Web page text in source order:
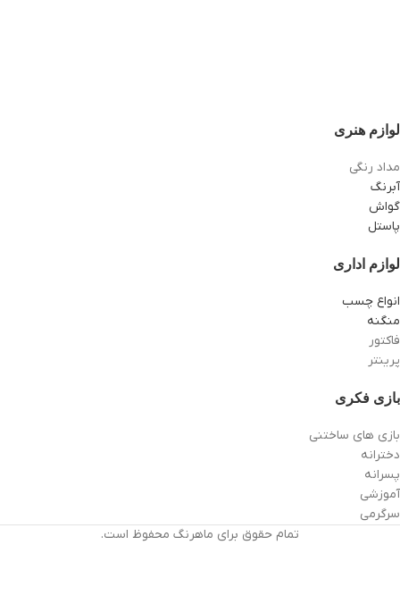
لوازم هنری
مداد رنگی
آبرنگ
گواش
پاستل
لوازم اداری
انواع چسب
منگنه
فاکتور
پرینتر
بازی فکری
بازی های ساختنی
دخترانه
پسرانه
آموزشی
سرگرمی
تمام حقوق برای ماهرنگ محفوظ است.